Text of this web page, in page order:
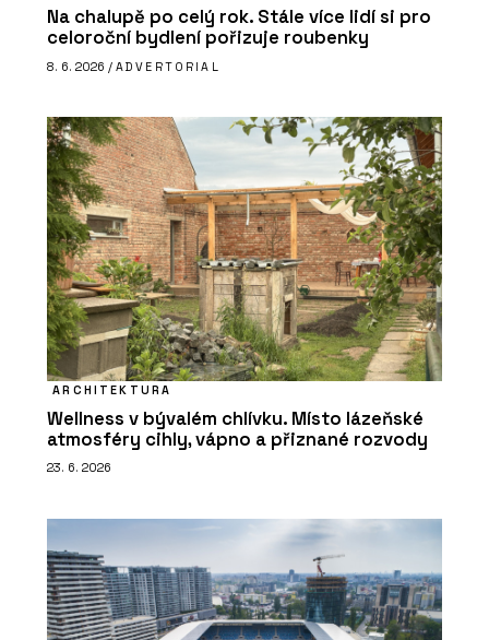
Na chalupě po celý rok. Stále více lidí si pro
celoroční bydlení pořizuje roubenky
8. 6. 2026 / ADVERTORIAL
ARCHITEKTURA
Wellness v bývalém chlívku. Místo lázeňské
atmosféry cihly, vápno a přiznané rozvody
23. 6. 2026